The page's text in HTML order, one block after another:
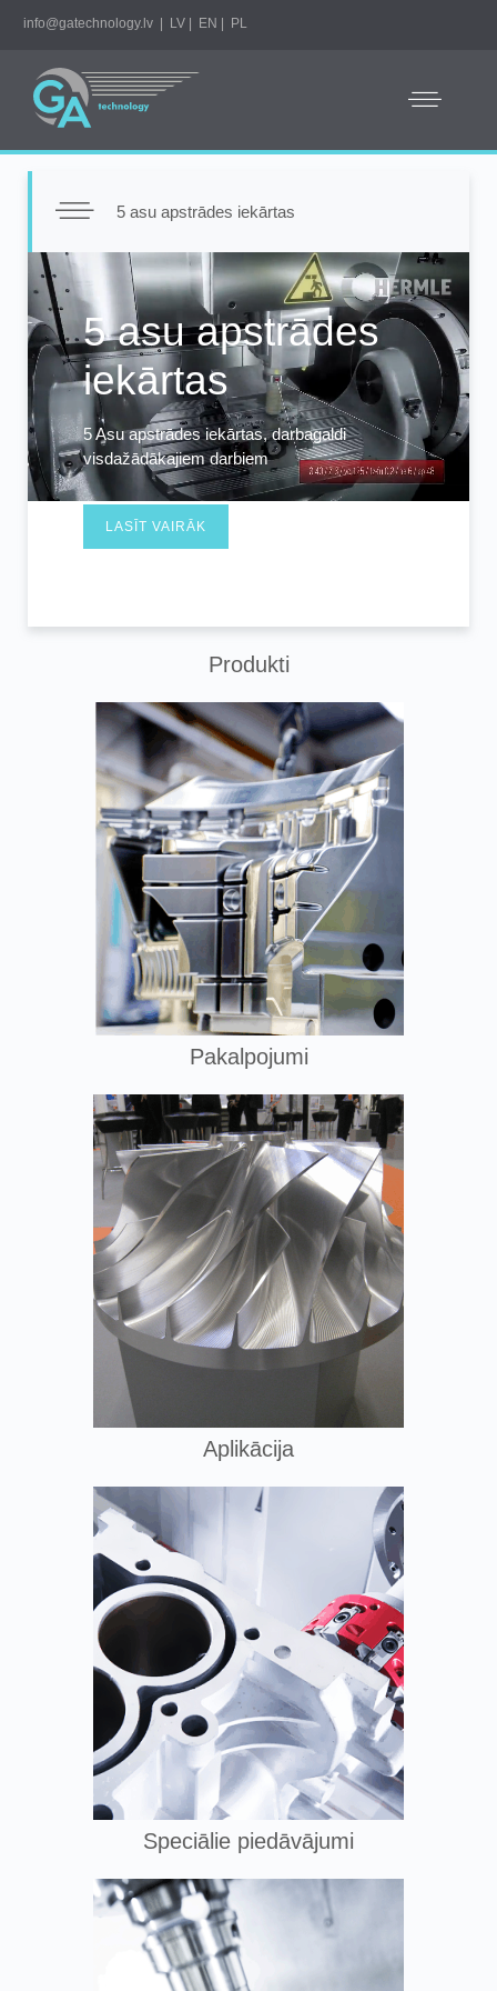
info@gatechnology.lv LV EN PL
5 asu apstrādes iekārtas
Video
Player
5 asu apstrādes
iekārtas
5 Asu apstrādes iekārtas, darbagaldi
visdažādākajiem darbiem
LASĪT VAIRĀK
Produkti
Pakalpojumi
Aplikācija
Speciālie piedāvājumi